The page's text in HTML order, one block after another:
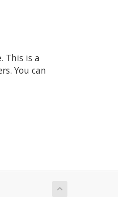
This is a
You can